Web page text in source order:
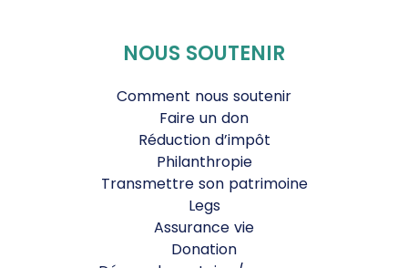
NOUS SOUTENIR
Comment nous soutenir
Faire un don
Réduction d’impôt
Philanthropie
Transmettre son patrimoine
Legs
Assurance vie
Donation